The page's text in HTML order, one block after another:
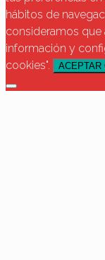
hábitos de
consideramos que
información y
cookies".
ACEPTAR